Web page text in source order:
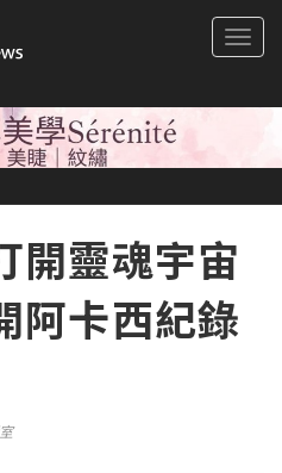
開靈魂宇宙
阿卡西紀錄